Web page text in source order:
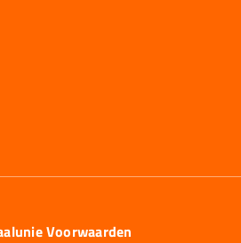
Voorwaarden